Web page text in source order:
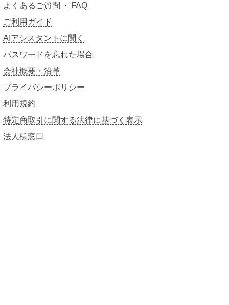
よくあるご質問 · FAQ
ご利用ガイド
AIアシスタントに聞く
パスワードを忘れた場合
会社概要・沿革
プライバシーポリシー
利用規約
特定商取引に関する法律に基づく表示
法人様窓口